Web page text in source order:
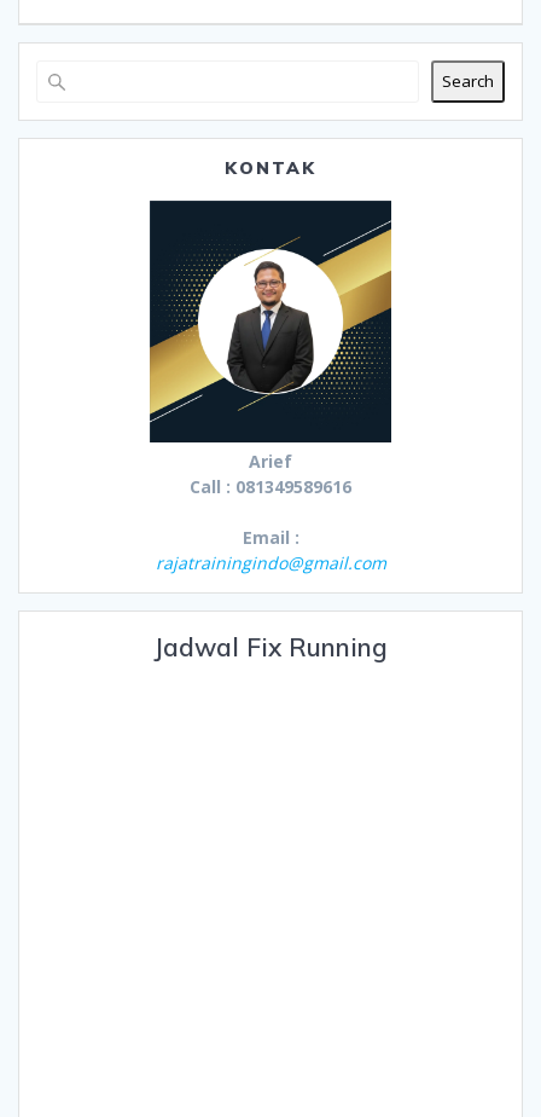
Search
KONTAK
Arief
Call : 081349589616
Email :
rajatrainingindo@gmail.com
Jadwal Fix Running